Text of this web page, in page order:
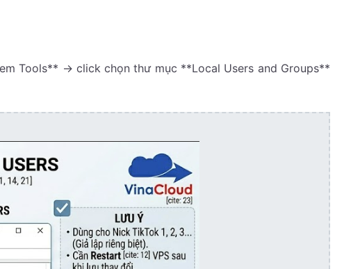
Tools** -> click chọn thư mục **Local Users and Groups**